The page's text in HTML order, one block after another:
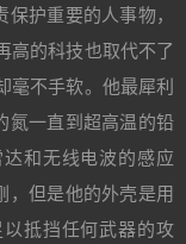
护重要的人事物，
高的科技也取代不了
毫不手软。他最犀利
氮一直到超高温的铅
和无线电波的感应
，但是他的外壳是用
抵挡任何武器的攻